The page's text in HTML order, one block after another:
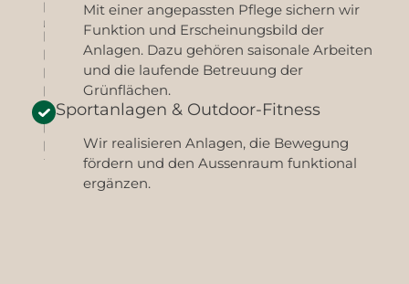
Mit einer angepassten Pflege sichern wir
Funktion und Erscheinungsbild der
Anlagen. Dazu gehören saisonale Arbeiten
und die laufende Betreuung der
Grünflächen.
Sportanlagen & Outdoor-Fitness
Wir realisieren Anlagen, die Bewegung
fördern und den Aussenraum funktional
ergänzen.